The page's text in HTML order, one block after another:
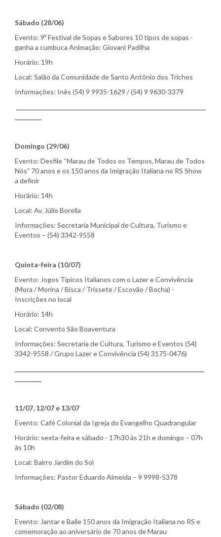
Sábado (28/06)
Evento: 9º Festival de Sopas e Sabores 10 tipos de sopas -
ganha a cumbuca Animação: Giovani Padilha
Horário: 19h
Local: Salão da Comunidade de Santo Antônio dos Triches
Informações: Inês (54) 9 9935-1629 / (54) 9 9630-3379
Domingo (29/06)
Evento: Desfile “Marau de Todos os Tempos, Marau de Todos
Nós” 70 anos e os 150 anos da Imigração Italiana no RS Show
a definir
Horário: 14h
Local: Av. Júlio Borella
Informações: Secretaria Municipal de Cultura, Turismo e
Eventos – (54) 3342-9558
Quinta-feira (10/07)
Evento: Jogos Típicos Italianos com o Lazer e Convivência
(Mora / Morina / Bisca / Trissete / Escovão / Bocha) -
Inscrições no local
Horário: 14h
Local: Convento São Boaventura
Informações: Secretaria de Cultura, Turismo e Eventos (54)
3342-9558 / Grupo Lazer e Convivência (54) 3175-0476)
11/07, 12/07 e 13/07
Evento: Café Colonial da Igreja do Evangelho Quadrangular
Horário: sexta-feira e sábado - 17h30 às 21h e domingo – 07h
às 10h
Local: Bairro Jardim do Sol
Informações: Pastor Eduardo Almeida – 9 9998-5378
Sábado (02/08)
Evento: Jantar e Baile 150 anos da Imigração Italiana no RS e
comemoração ao aniversário de 70 anos de Marau